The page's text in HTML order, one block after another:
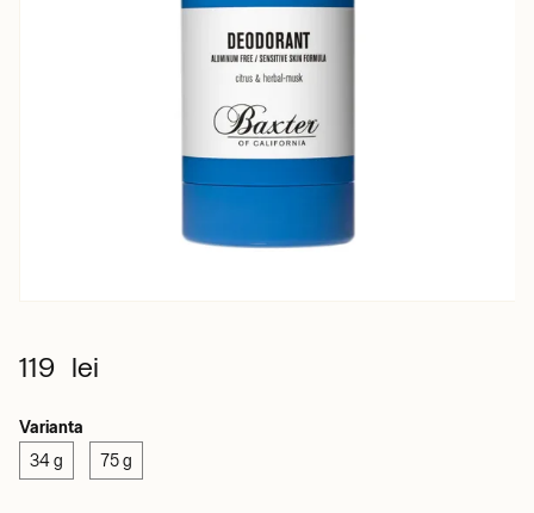
119 lei
Varianta
34 g 75 g